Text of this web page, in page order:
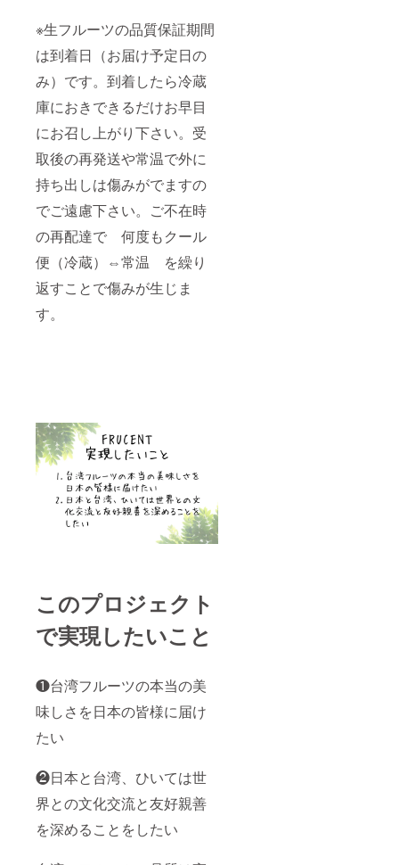
※生フルーツの品質保証期間
は到着日（お届け予定日の
み）です。到着したら冷蔵
庫におきできるだけお早目
にお召し上がり下さい。受
取後の再発送や常温で外に
持ち出しは傷みがでますの
でご遠慮下さい。ご不在時
の再配達で 何度もクール
便（冷蔵）⇔常温 を繰り
返すことで傷みが生じま
す。
このプロジェクト
で実現したいこと
❶台湾フルーツの本当の美
味しさを日本の皆様に届け
たい
❷日本と台湾、ひいては世
界との文化交流と友好親善
を深めることをしたい